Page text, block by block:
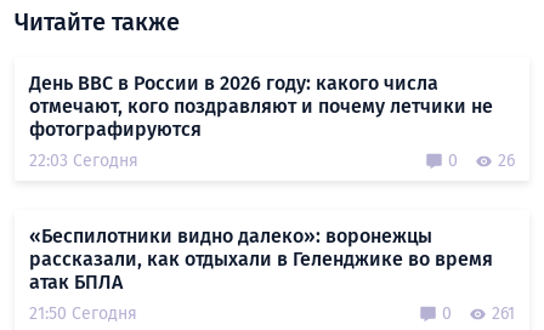
Читайте также
День ВВС в России в 2026 году: какого числа
отмечают, кого поздравляют и почему летчики не
фотографируются
22:03 Сегодня 0 26
«Беспилотники видно далеко»: воронежцы
рассказали, как отдыхали в Геленджике во время
атак БПЛА
21:50 Сегодня 0 261